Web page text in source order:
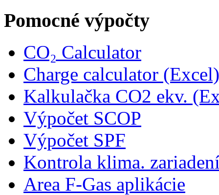
Pomocné výpočty
CO₂ Calculator
Charge calculator (Excel)
Kalkulačka CO2 ekv.
Výpočet SCOP
Výpočet SPF
Kontrola klima.
Area F-Gas aplikácie